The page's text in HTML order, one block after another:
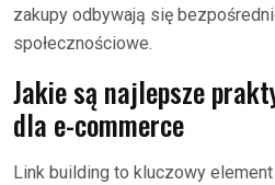
zakupy odbywają się
społecznościowe.
Jakie są najlepsze
dla e-commerce
Link building to kluczowy